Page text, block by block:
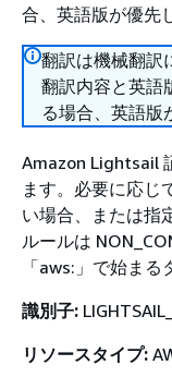
合、英語版が優先
翻訳は機械翻訳
翻訳内容と英語
る場合、英語版
Amazon Lightsail
ます。必要に応じ
い場合、または指
ルールは
「aws:」で始まる
識別子:
リソースタイプ: